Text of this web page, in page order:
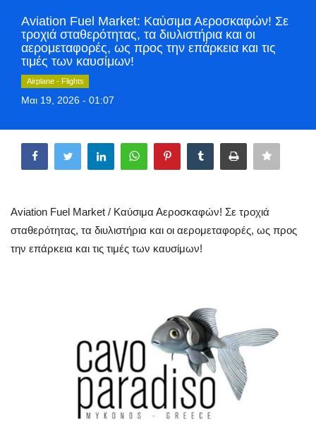
Style Adorés
Greece
Entertainment
Mykonos
Mykonos Ticker TV
Sport
Aviation Fuel Market: Καύσιμα Αεροσκαφών! Σε
τροχιά σταθερότητας, τα διυλιστήρια και οι
αερομεταφορές, ως προς την επάρκεια και τις
τιμές των καυσίμων!
Airplane - Flights
Μαι 19, 2026 - 01:07
Aviation Fuel Market / Καύσιμα Αεροσκαφών! Σε τροχιά
σταθερότητας, τα διυλιστήρια και οι αερομεταφορές, ως προς
την επάρκεια και τις τιμές των καυσίμων!